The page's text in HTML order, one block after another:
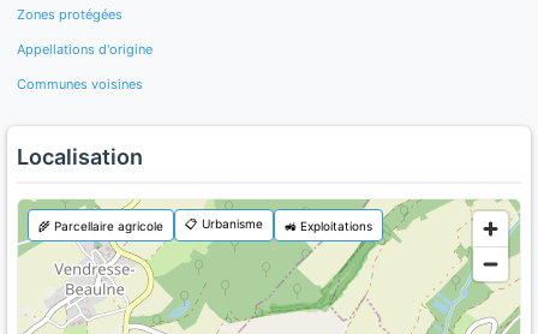
Zones protégées
Appellations d'origine
Communes voisines
Localisation
🌾 Parcellaire agricole 📋 Urbanisme 🚜 Exploitations